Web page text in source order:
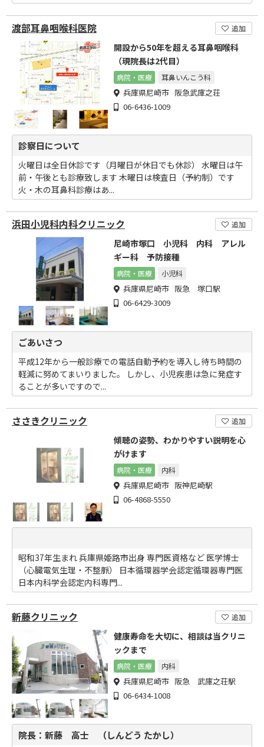
渡部耳鼻咽喉科医院 追加
開設から50年を超える耳鼻咽喉科
（現院長は2代目）
病院・医療 耳鼻いんこう科
兵庫県尼崎市 阪急武庫之荘
06-6436-1009
診察日について
火曜日は全日休診です（月曜日が休日でも休診） 水曜日は午
前・午後とも診療致します 木曜日は検査日（予約制）です
火・木の耳鼻科診療はあ...
浜田小児科内科クリニック 追加
尼崎市塚口 小児科 内科 アレル
ギー科 予防接種
病院・医療 小児科
兵庫県尼崎市 阪急 塚口駅
06-6429-3009
ごあいさつ
平成12年から一般診療での電話自動予約を導入し待ち時間の
軽減に努めてまいりました。 しかし、小児疾患は急に発症す
ることが多いですので...
ささきクリニック 追加
傾聴の姿勢、わかりやすい説明を心
がけます
病院・医療 内科
兵庫県尼崎市 阪神尼崎駅
06-4868-5550
昭和37年生まれ 兵庫県姫路市出身 専門医資格など 医学博士
（心臓電気生理・不整脈） 日本循環器学会認定循環器専門医
日本内科学会認定内科専門...
新藤クリニック 追加
健康寿命を大切に、相談は当クリニ
ックまで
病院・医療 内科
兵庫県尼崎市 阪急 武庫之荘駅
06-6434-1008
院長：新藤 高士 （しんどう たかし）